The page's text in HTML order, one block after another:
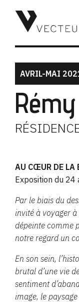
AVRIL-MAI
AU CŒUR DE LA
Exposition du
Par le biais du
invité à voyager
dépeinte comme
notre regard un
En son sein,
brutal d’une vie
sentiment
image, le